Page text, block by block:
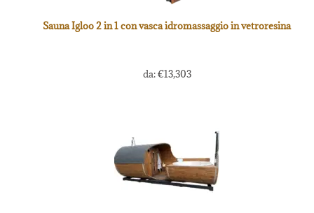
Sauna Igloo 2 in 1 con vasca idromassaggio in vetroresina
da:€13,303